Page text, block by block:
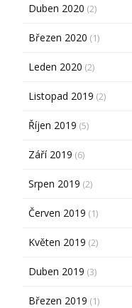
Duben 2020 (2)
Březen 2020 (1)
Leden 2020 (2)
Listopad 2019 (2)
Říjen 2019 (5)
Září 2019 (6)
Srpen 2019 (2)
Červen 2019 (1)
Květen 2019 (2)
Duben 2019 (3)
Březen 2019 (1)